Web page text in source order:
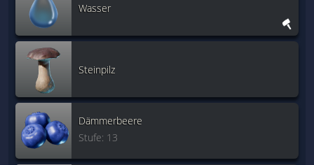
Wasser
Steinpilz
Dämmerbeere
Stufe: 13